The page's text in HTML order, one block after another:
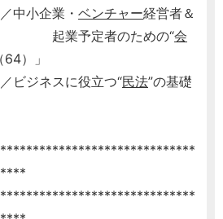
中小企業・ ベンチャー経営者＆
者のための“会
）」
ビジネスに役立つ“民法”の基礎